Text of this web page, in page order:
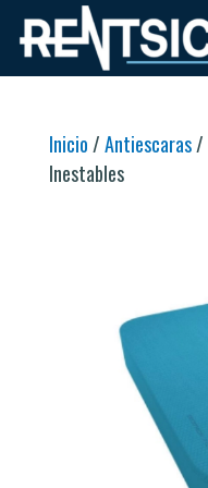
Inicio /Antiescaras/
Inestables